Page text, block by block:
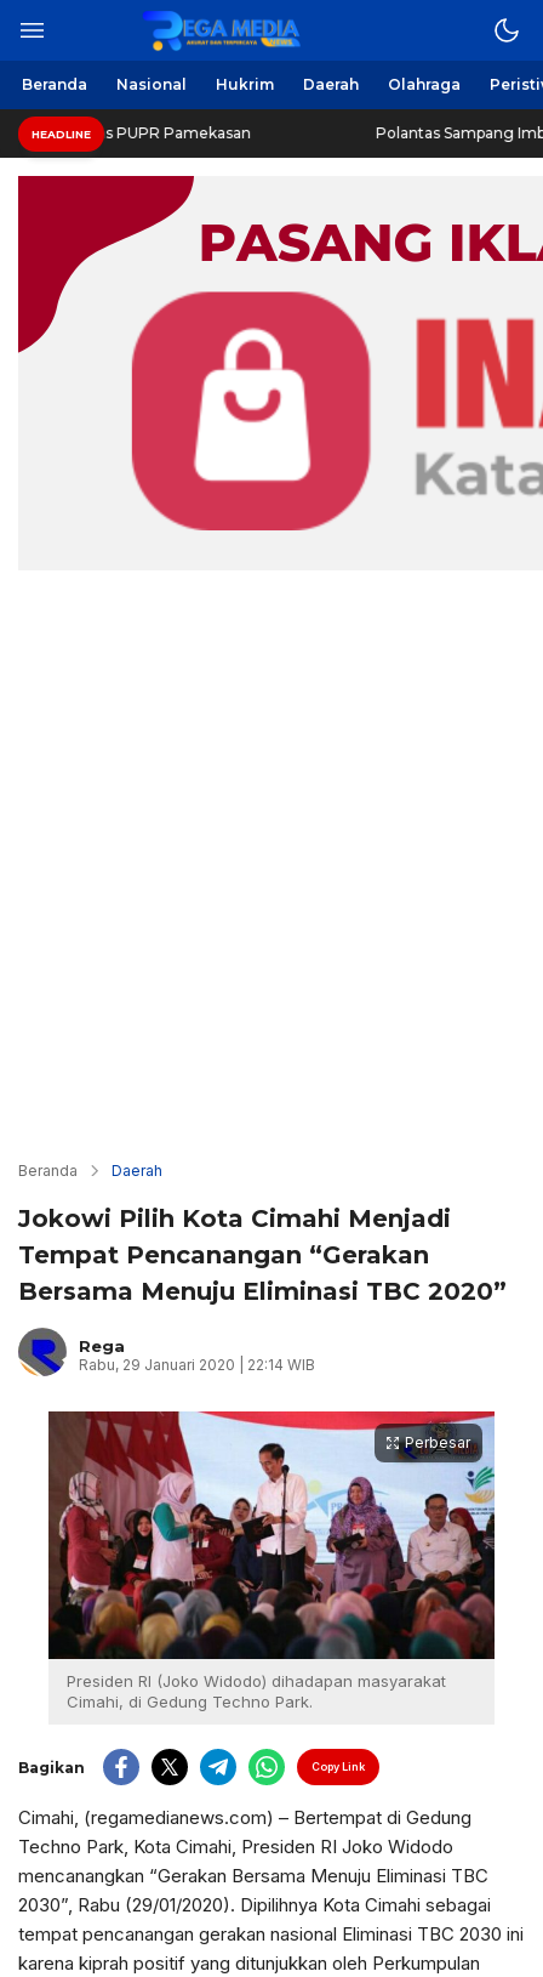
Beranda Nasional Hukrim Daerah Olahraga
HEADLINE
PUPR Pamekasan Polantas Sampang Imbau Latihan
Beranda Daerah
Jokowi Pilih Kota Cimahi Menjadi
Tempat Pencanangan “Gerakan
Bersama Menuju Eliminasi TBC 2020”
Rega
Rabu, 29 Januari 2020 | 22:14 WIB
Perbesar
Presiden RI (Joko Widodo) dihadapan masyarakat
Cimahi, di Gedung Techno Park.
Bagikan Copy Link
Cimahi, (regamedianews.com) – Bertempat di Gedung
Techno Park, Kota Cimahi, Presiden RI Joko Widodo
mencanangkan “Gerakan Bersama Menuju Eliminasi TBC
2030”, Rabu (29/01/2020). Dipilihnya Kota Cimahi sebagai
tempat pencanangan gerakan nasional Eliminasi TBC 2030 ini
karena kiprah positif yang ditunjukkan oleh Perkumpulan